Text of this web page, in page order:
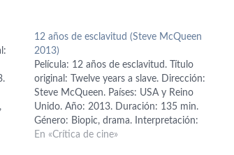
12 años de esclavitud (Steve McQueen
2013)
Película: 12 años de esclavitud. Título
original: Twelve years a slave. Dirección:
Steve McQueen. Países: USA y Reino
Unido. Año: 2013. Duración: 135 min.
Género: Biopic, drama. Interpretación:
Chiwetel Ejiofor (Solomon Northup),
En «Crítica de cine»